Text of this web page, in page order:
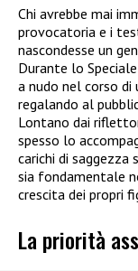
Chi avrebbe mai
provocatoria e i
nascondesse un
Durante lo
a nudo nel corso di
regalando al
Lontano dai
spesso lo
carichi di
sia fondamentale
crescita dei propri
La priorità